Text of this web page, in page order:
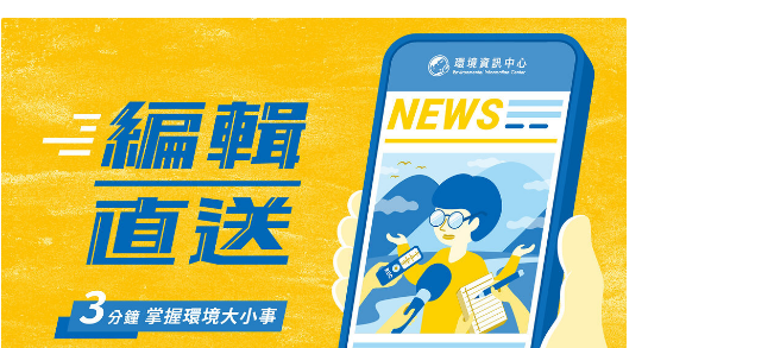
級致癌物結晶型二氧化矽，環團和立委15日舉行記者會，質疑可能會造成
消防人員及民眾致癌，還痛批有不肖業者丟棄廢棄滅火器，影響河川飲用
水安全，要求消防署等單位嚴格控管。（公視新聞網報導）